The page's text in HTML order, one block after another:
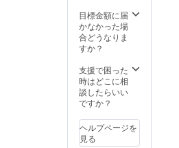
目標金額に届
かなかった場
合どうなりま
すか？
支援で困った
時はどこに相
談したらいい
ですか？
ヘルプページを
見る